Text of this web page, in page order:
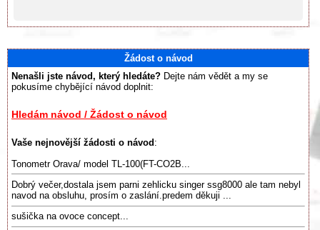
Žádost o návod
Nenašli jste návod, který hledáte? Dejte nám vědět a my se
pokusíme chybějící návod doplnit:
Hledám návod / Žádost o návod
Vaše nejnovější žádosti o návod :
Tonometr Orava/ model TL-100(FT-CO2B...
Dobrý večer,dostala jsem parni zehlicku singer ssg8000 ale tam nebyl
navod na obsluhu, prosím o zaslání.predem děkuji ...
sušička na ovoce concept...